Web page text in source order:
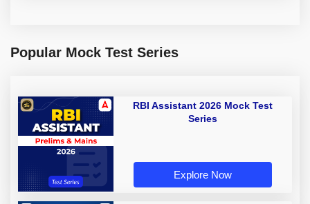
Popular Mock Test Series
RBI Assistant 2026 Mock Test
Series
Explore Now